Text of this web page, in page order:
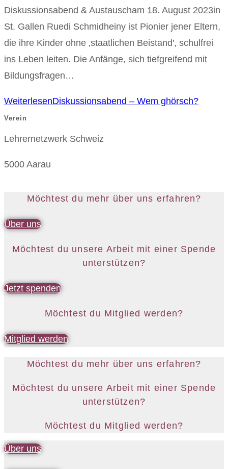
Diskussionsabend & Austauscham 18. August 2023in
St. Gallen Ruedi Schmidheiny ist Pionier jener Eltern,
die ihre Kinder ohne ‚staatlichen Beistand', schulfrei
ins Leben leiten. Die Anfänge, sich tiefgreifend mit
Bildungsfragen…
WeiterlesenDiskussionsabend – Wem ghörsch?
Verein
Lehrernetzwerk Schweiz
5000 Aarau
Möchtest du mehr über uns erfahren?
Über uns
Möchtest du unsere Arbeit mit einer Spende
unterstützen?
Jetzt spenden
Möchtest du Mitglied werden?
Mitglied werden
Möchtest du mehr über uns erfahren?
Möchtest du unsere Arbeit mit einer Spende
unterstützen?
Möchtest du Mitglied werden?
Über uns